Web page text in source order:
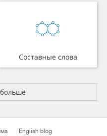
Составные слова
English blog